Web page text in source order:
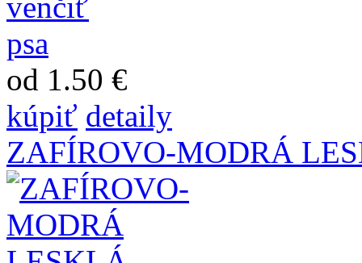
od 1.50 €
kúpiť detaily
ZAFÍROVO-MODRÁ